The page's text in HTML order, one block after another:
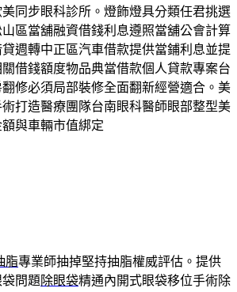
同步眼科診所。燈飾燈具分類任君挑選
區當舖融資借錢利息遵照當舖公會計算
週轉中正區汽車借款提供當鋪利息並提
借錢額度物品典當借款個人貸款專案台
修必須局部裝修全面翻新經營適合。美
打造醫療團隊台南眼科醫師眼部整型美
與車輛市值綁定
脂專業師抽掉堅持抽脂權威評估。提供
問題除眼袋精通內開式眼袋移位手術除